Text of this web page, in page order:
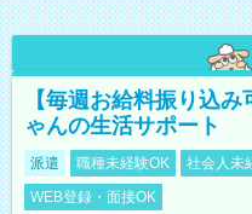
【毎週お給料振り込
ゃんの生活サポート
派遣 職種未経験OK 社会人未
WEB登録・面接OK